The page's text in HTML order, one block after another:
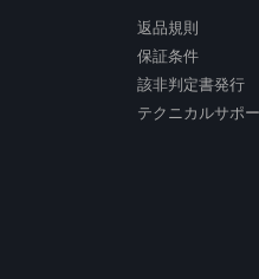
返品規則
保証条件
該非判定書発行
テクニカルサポ